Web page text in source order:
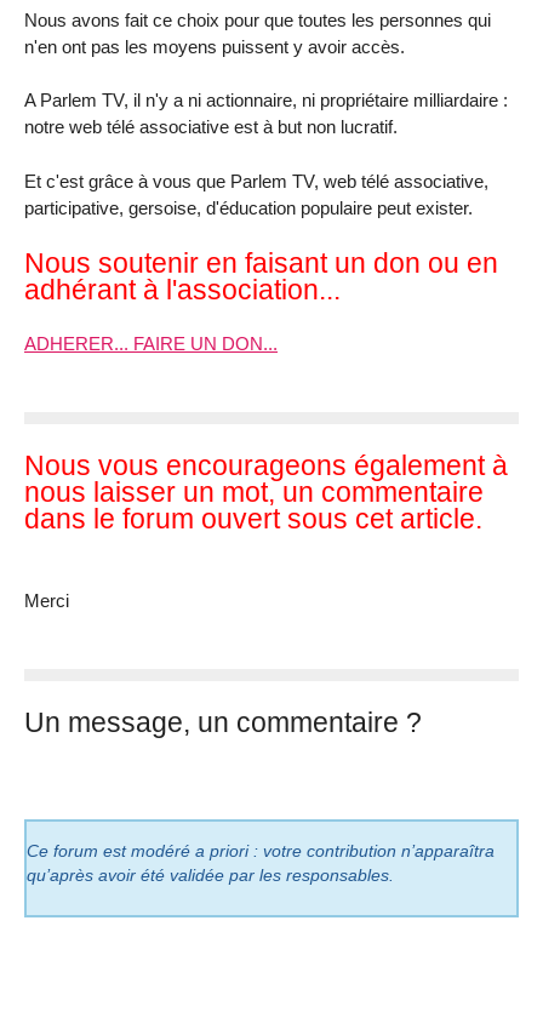
Nous avons fait ce choix pour que toutes les personnes qui
n'en ont pas les moyens puissent y avoir accès.
A Parlem TV, il n'y a ni actionnaire, ni propriétaire milliardaire :
notre web télé associative est à but non lucratif.
Et c'est grâce à vous que Parlem TV, web télé associative,
participative, gersoise, d'éducation populaire peut exister.
Nous soutenir en faisant un don ou en
adhérant à l'association...
ADHERER... FAIRE UN DON...
Nous vous encourageons également à
nous laisser un mot, un commentaire
dans le forum ouvert sous cet article.
Merci
Un message, un commentaire ?
Ce forum est modéré a priori : votre contribution n’apparaîtra
qu’après avoir été validée par les responsables.